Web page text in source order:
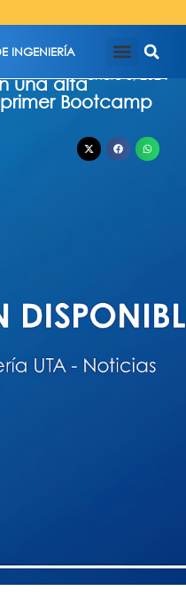
INGENIERÍA
enero 8, 2024
una alta
Bootcamp